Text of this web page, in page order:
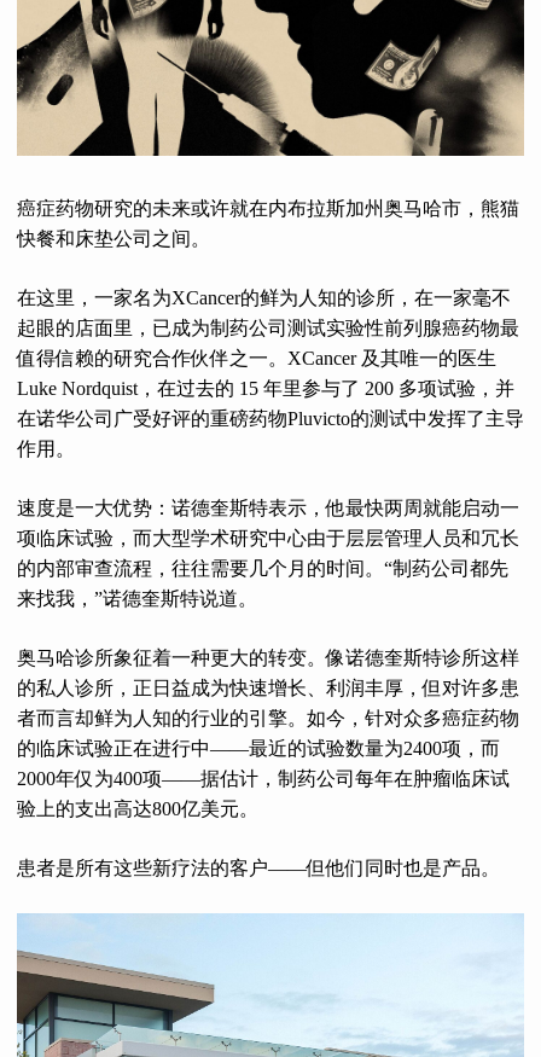
癌症药物研究的未来或许就在内布拉斯加州奥马哈市，熊猫
快餐和床垫公司之间。
在这里，一家名为XCancer的鲜为人知的诊所，在一家毫不
起眼的店面里，已成为制药公司测试实验性前列腺癌药物最
值得信赖的研究合作伙伴之一。XCancer 及其唯一的医生
Luke Nordquist，在过去的 15 年里参与了 200 多项试验，并
在诺华公司广受好评的重磅药物Pluvicto的测试中发挥了主导
作用。
速度是一大优势：诺德奎斯特表示，他最快两周就能启动一
项临床试验，而大型学术研究中心由于层层管理人员和冗长
的内部审查流程，往往需要几个月的时间。“制药公司都先
来找我，”诺德奎斯特说道。
奥马哈诊所象征着一种更大的转变。像诺德奎斯特诊所这样
的私人诊所，正日益成为快速增长、利润丰厚，但对许多患
者而言却鲜为人知的行业的引擎。如今，针对众多癌症药物
的临床试验正在进行中——最近的试验数量为2400项，而
2000年仅为400项——据估计，制药公司每年在肿瘤临床试
验上的支出高达800亿美元。
患者是所有这些新疗法的客户——但他们同时也是产品。